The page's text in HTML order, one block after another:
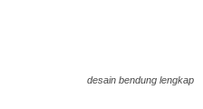
desain bendung lengkap